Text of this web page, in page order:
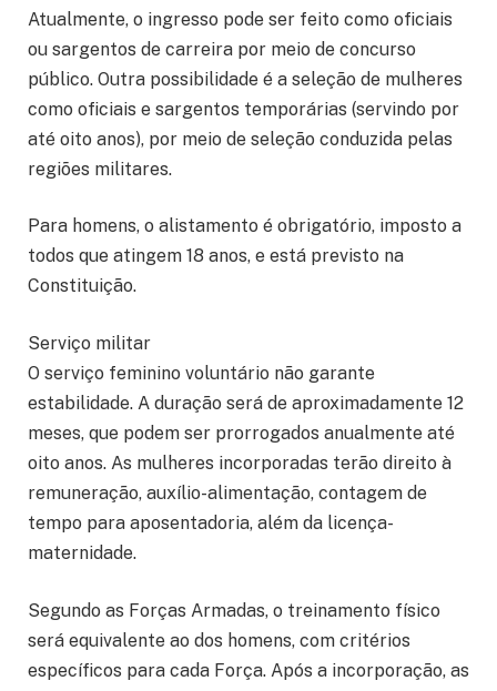
Atualmente, o ingresso pode ser feito como oficiais
ou sargentos de carreira por meio de concurso
público. Outra possibilidade é a seleção de mulheres
como oficiais e sargentos temporárias (servindo por
até oito anos), por meio de seleção conduzida pelas
regiões militares.
Para homens, o alistamento é obrigatório, imposto a
todos que atingem 18 anos, e está previsto na
Constituição.
Serviço militar
O serviço feminino voluntário não garante
estabilidade. A duração será de aproximadamente 12
meses, que podem ser prorrogados anualmente até
oito anos. As mulheres incorporadas terão direito à
remuneração, auxílio-alimentação, contagem de
tempo para aposentadoria, além da licença-
maternidade.
Segundo as Forças Armadas, o treinamento físico
será equivalente ao dos homens, com critérios
específicos para cada Força. Após a incorporação, as